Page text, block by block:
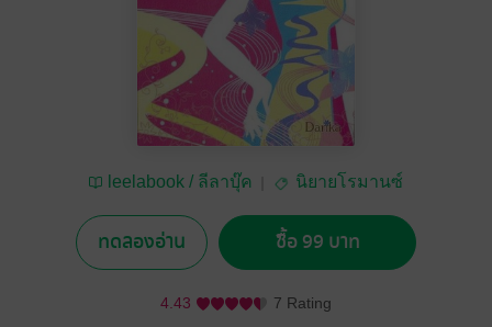
leelabook / ลีลาบุ๊ค นิยายโรมานซ์
ทดลองอ่าน ซื้อ 99 บาท
4.43 7 Rating